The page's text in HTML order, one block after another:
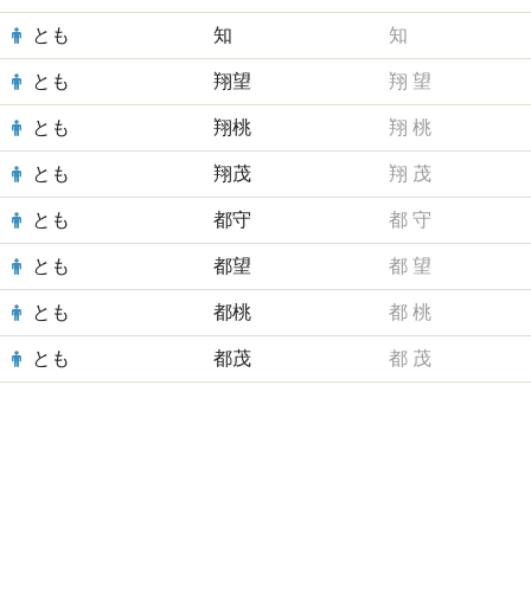
とも 知 知
とも 翔望 翔 望
とも 翔桃 翔 桃
とも 翔茂 翔 茂
とも 都守 都 守
とも 都望 都 望
とも 都桃 都 桃
とも 都茂 都 茂